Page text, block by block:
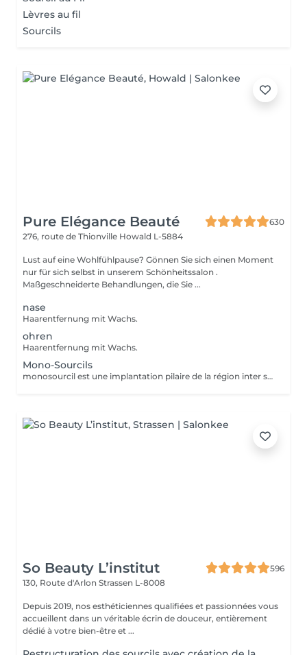
Lèvres au fil
Sourcils
Pure Elégance Beauté
630
276, route de Thionville Howald L-5884
Lust auf eine Wohlfühlpause? Gönnen Sie sich einen Moment
nur für sich selbst in unserem Schönheitssalon .
Maßgeschneiderte Behandlungen, die Sie ...
nase
Haarentfernung mit Wachs.
ohren
Haarentfernung mit Wachs.
Mono-Sourcils
monosourcil est une implantation pilaire de la région inter sourcilière, caractérisée par la confluence des deux sourcils à la base du nez.
So Beauty L’institut
596
130, Route d'Arlon Strassen L-8008
Depuis 2019, nos esthéticiennes qualifiées et passionnées vous
accueillent dans un véritable écrin de douceur, entièrement
dédié à votre bien-être et ...